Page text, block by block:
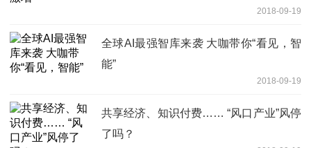
2018-09-19
全球AI最强智库来袭 大咖带你“看见，智
能”
2018-09-19
共享经济、知识付费…… “风口产业”风停
了吗？